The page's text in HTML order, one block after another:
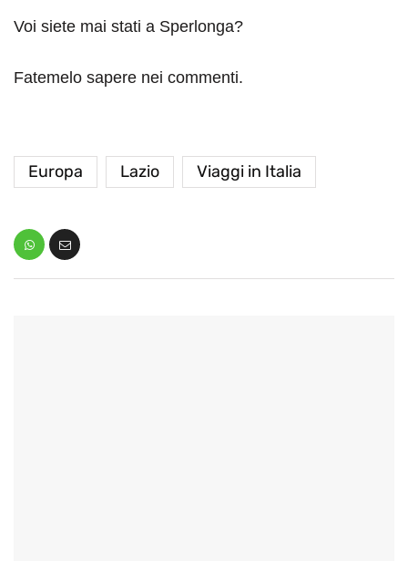
Voi siete mai stati a Sperlonga?
Fatemelo sapere nei commenti.
Europa Lazio Viaggi in Italia